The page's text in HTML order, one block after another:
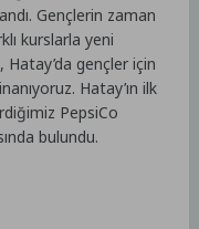
Gençlerin zaman
kurslarla yeni
gençler için
Hatay’ın ilk
PepsiCo
bulundu.